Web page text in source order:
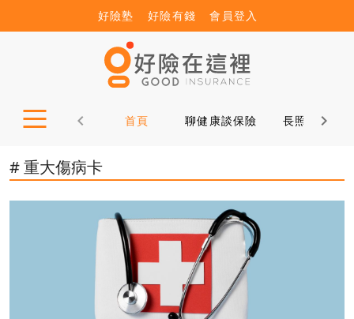
好險塾 好險有錢 會員登入
首頁 聊健康談保險 長照12問
# 重大傷病卡